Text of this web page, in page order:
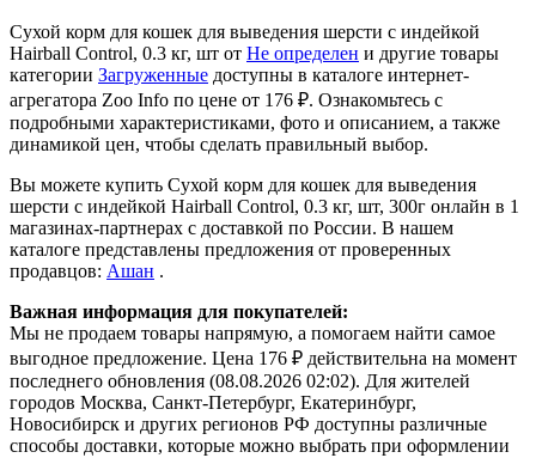
Сухой корм для кошек для выведения шерсти с индейкой
Hairball Control, 0.3 кг, шт от Не определен и другие товары
категории Загруженные доступны в каталоге интернет-
агрегатора Zoo Info по цене от 176 ₽. Ознакомьтесь с
подробными характеристиками, фото и описанием, а также
динамикой цен, чтобы сделать правильный выбор.
Вы можете купить Сухой корм для кошек для выведения
шерсти с индейкой Hairball Control, 0.3 кг, шт, 300г онлайн в 1
магазинах-партнерах с доставкой по России. В нашем
каталоге представлены предложения от проверенных
продавцов: Ашан .
Важная информация для покупателей:
Мы не продаем товары напрямую, а помогаем найти самое
выгодное предложение. Цена 176 ₽ действительна на момент
последнего обновления (08.08.2026 02:02). Для жителей
городов Москва, Санкт-Петербург, Екатеринбург,
Новосибирск и других регионов РФ доступны различные
способы доставки, которые можно выбрать при оформлении